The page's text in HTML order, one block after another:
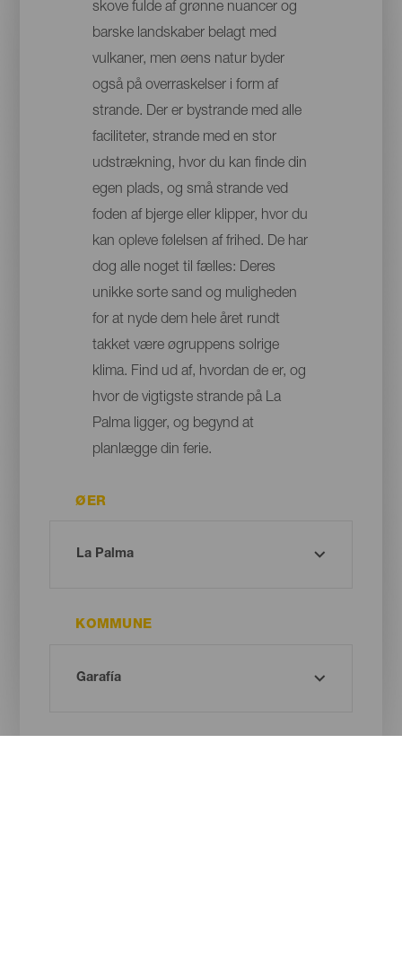
skove fulde af grønne nuancer og
barske landskaber belagt med
vulkaner, men øens natur byder
også på overraskelser i form af
strande. Der er bystrande med alle
faciliteter, strande med en stor
udstrækning, hvor du kan finde din
egen plads, og små strande ved
foden af bjerge eller klipper, hvor du
kan opleve følelsen af frihed. De har
dog alle noget til fælles: Deres
unikke sorte sand og muligheden
for at nyde dem hele året rundt
takket være øgruppens solrige
klima. Find ud af, hvordan de er, og
hvor de vigtigste strande på La
Palma ligger, og begynd at
planlægge din ferie.
ØER
KOMMUNE